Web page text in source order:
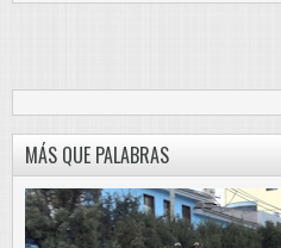
MÁS QUE PALABRAS